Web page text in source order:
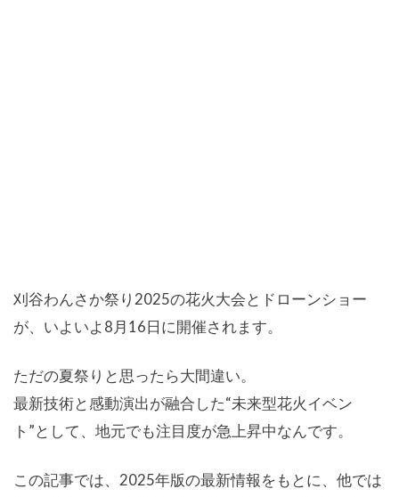
刈谷わんさか祭り2025の花火大会とドローンショー
が、いよいよ8月16日に開催されます。
ただの夏祭りと思ったら大間違い。
最新技術と感動演出が融合した“未来型花火イベン
ト”として、地元でも注目度が急上昇中なんです。
この記事では、2025年版の最新情報をもとに、他では